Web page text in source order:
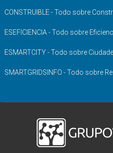
CONSTRUIBLE - Todo sobre
ESEFICIENCIA - Todo sobre
ESMARTCITY - Todo sobre
SMARTGRIDSINFO - Todo sobre